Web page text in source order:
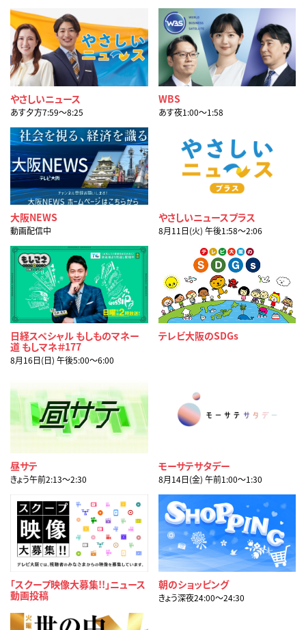
やさしいニュース
あす夕方7:59〜8:25
WBS
あす夜1:00〜1:58
大阪NEWS
動画配信中
やさしいニュースプラス
8月11日(火) 午後1:58〜2:06
日経スペシャル もしものマネー
道 もしマネ＃177
8月16日(日) 午後5:00〜6:00
テレビ大阪のSDGs
昼サテ
きょう午前2:13〜2:30
モーサテサタデー
8月14日(金) 午前1:00〜1:30
「スクープ映像大募集!!」ニュース
動画投稿
朝のショッピング
きょう深夜24:00〜24:30